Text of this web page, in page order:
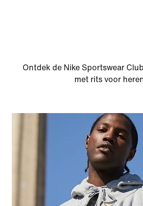
Ontdek de Nike Sportswear
met rits voor